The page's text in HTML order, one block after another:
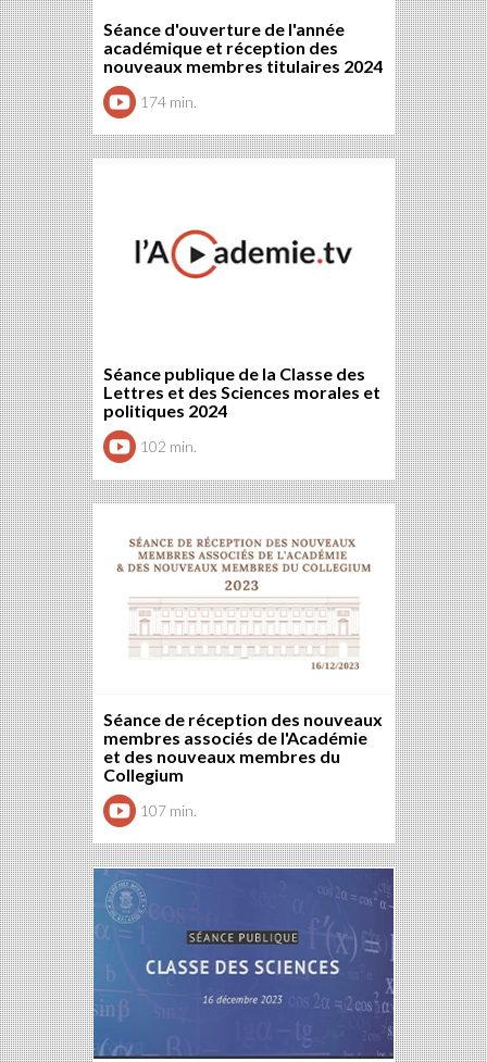
Séance d'ouverture de l'année
académique et réception des
nouveaux membres titulaires 2024
174 min.
Séance publique de la Classe des
Lettres et des Sciences morales et
politiques 2024
102 min.
Séance de réception des nouveaux
membres associés de l'Académie
et des nouveaux membres du
Collegium
107 min.